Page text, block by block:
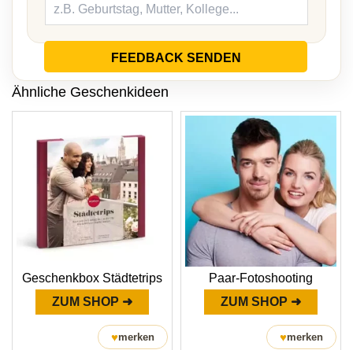
FEEDBACK SENDEN
Ähnliche Geschenkideen
Geschenkbox Städtetrips
ZUM SHOP ➜
♥merken
Paar-Fotoshooting
ZUM SHOP ➜
♥merken